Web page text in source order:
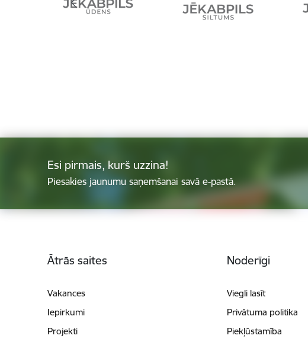
Esi pirmais, kurš uzzina!
Piesakies jaunumu saņemšanai savā e-pastā.
Ātrās saites
Vakances
Iepirkumi
Projekti
Noderīgi
Viegli lasīt
Privātuma politika
Piekļūstamība